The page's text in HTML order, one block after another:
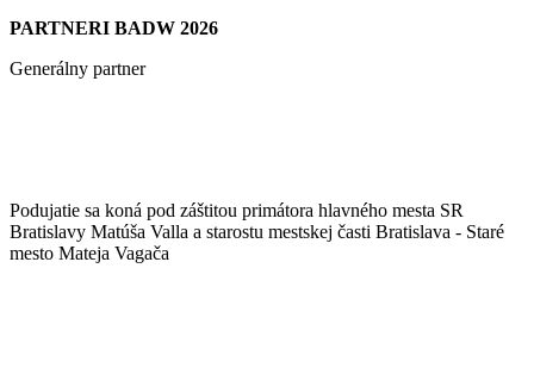
PARTNERI BADW 2026
Generálny partner
Podujatie sa koná pod záštitou primátora hlavného mesta SR
Bratislavy Matúša Valla a starostu mestskej časti Bratislava - Staré
mesto Mateja Vagača